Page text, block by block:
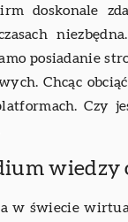
doskonale
posiadanie
Chcąc
Czy
wiedzy
w świecie